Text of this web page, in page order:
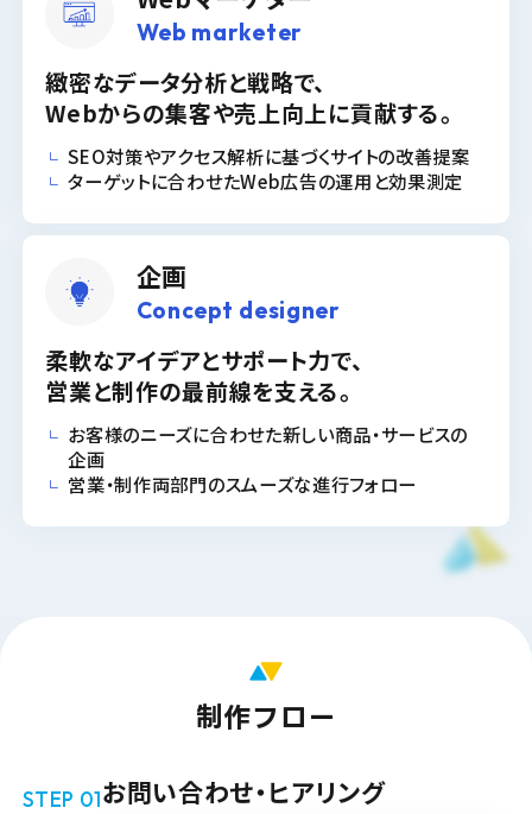
Web marketer
緻密なデータ分析と戦略で、
Webからの集客や売上向上に貢献する。
SEO対策やアクセス解析に基づくサイトの改善提案
ターゲットに合わせたWeb広告の運用と効果測定
企画
Concept designer
柔軟なアイデアとサポート力で、
営業と制作の最前線を支える。
お客様のニーズに合わせた新しい商品・サービスの
企画
営業・制作両部門のスムーズな進行フォロー
制作フロー
STEP 01お問い合わせ・ヒアリング